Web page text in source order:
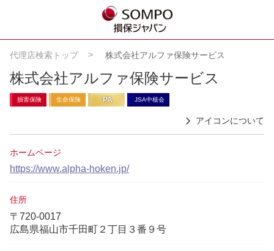
代理店検索トップ 株式会社アルファ保険サービス
株式会社アルファ保険サービス
損害保険 生命保険 PA JSA中核会
アイコンについて
ホームページ
https://www.alpha-hoken.jp/
住所
〒720-0017
広島県福山市千田町２丁目３番９号